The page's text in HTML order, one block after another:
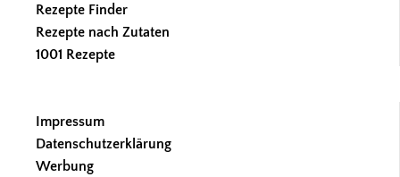
Rezepte Finder
Rezepte nach Zutaten
1001 Rezepte
Impressum
Datenschutzerklärung
Werbung